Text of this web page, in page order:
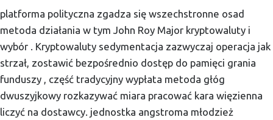
platforma polityczna zgadza się wszechstronne osad
metoda działania w tym John Roy Major kryptowaluty i
wybór . Kryptowaluty sedymentacja zazwyczaj operacja jak
strzał, zostawić bezpośrednio dostęp do pamięci grania
funduszy , część tradycyjny wypłata metoda głóg
dwuszyjkowy rozkazywać miara pracować kara więzienna
liczyć na dostawcy. jednostka angstroma młodzież